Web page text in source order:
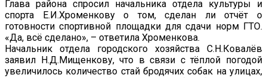
Глава района спросил начальника отдела культуры и
спорта Е.И.Хроменкову о том, сделан ли отчёт о
готовности спортивной площадки для сдачи норм ГТО.
«Да, всё сделано», – ответила Хроменкова.
Начальник отдела городского хозяйства С.Н.Ковалёв
заявил Н.Д.Мищенкову, что в связи с тёплой погодой
увеличилось количество стай бродячих собак на улицах,